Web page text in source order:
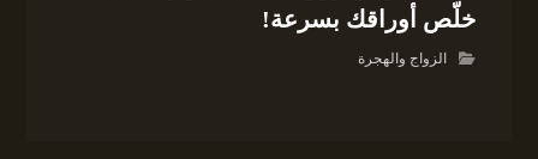
خلّص أوراقك بسرعة!
الزواج والهجرة